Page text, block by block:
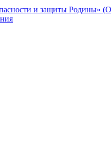
и защиты Родины»